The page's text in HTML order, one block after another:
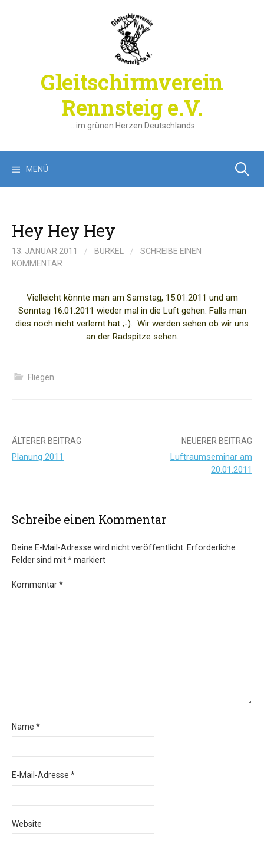
Gleitschirmverein
Rennsteig e.V.
… im grünen Herzen Deutschlands
MENÜ Suchen
Hey Hey Hey
13. JANUAR 2011 / BURKEL /
SCHREIBE EINEN
KOMMENTAR
Vielleicht könnte man am Samstag, 15.01.2011 und am
Sonntag 16.01.2011 wieder mal in die Luft gehen. Falls man
dies noch nicht verlernt hat ;-). Wir werden sehen ob wir uns
an der Radspitze sehen.
Fliegen
Beitrags-
Navigation
ÄLTERER BEITRAG
Planung 2011
NEUERER BEITRAG
Luftraumseminar am
20.01.2011
Schreibe einen Kommentar
Deine E-Mail-Adresse wird nicht veröffentlicht. Erforderliche
Felder sind mit*markiert
Kommentar*
Name *
E-Mail-Adresse *
Website